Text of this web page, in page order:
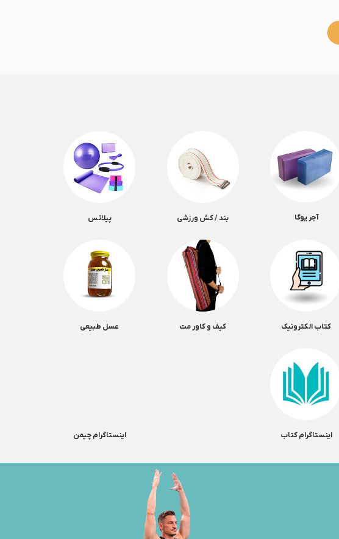
آجر یوگا بند / کش ورزشی پیلاتس
کتاب الکترونیک کیف و کاور مت عسل طبیعی
اینستاگرام کتاب اینستاگرام چیمن